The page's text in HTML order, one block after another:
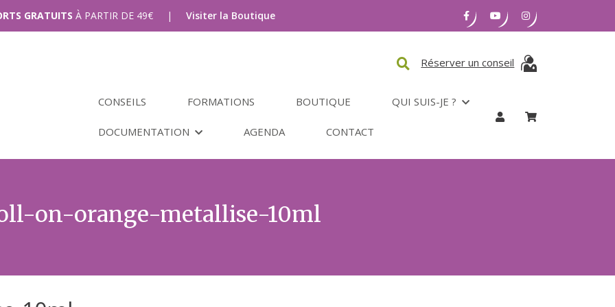
GRATUITS À PARTIR DE 49€ | Visiter la Boutique
Réserver un conseil
CONSEILS FORMATIONS BOUTIQUE QUI SUIS-JE ?
DOCUMENTATION AGENDA CONTACT
on-orange-metallise-10ml